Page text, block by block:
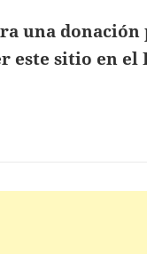
una
este sitio en